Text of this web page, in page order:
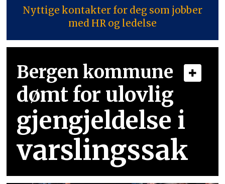
Nyttige kontakter for deg som jobber
med HR og ledelse
Bergen kommune
dømt for ulovlig
gjengjeldelse i
varslingssak